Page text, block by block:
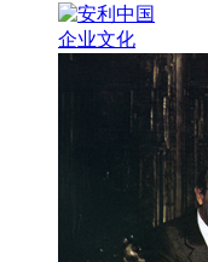
企业文化